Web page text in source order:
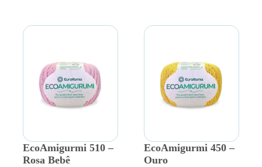
EcoAmigurmi 510 –
Rosa Bebê
EcoAmigurmi 450 –
Ouro